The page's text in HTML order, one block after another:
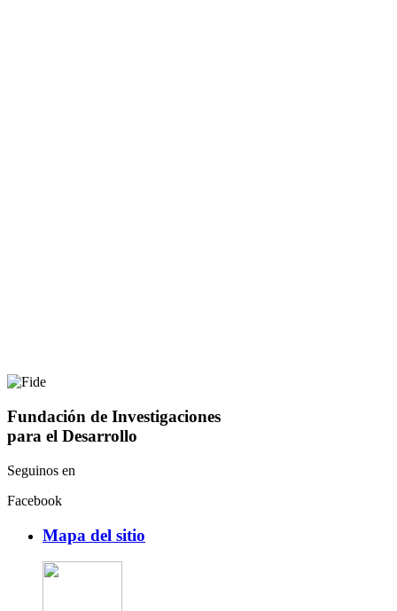
Fundación de Investigaciones
para el Desarrollo
Seguinos en
Facebook
Mapa del sitio